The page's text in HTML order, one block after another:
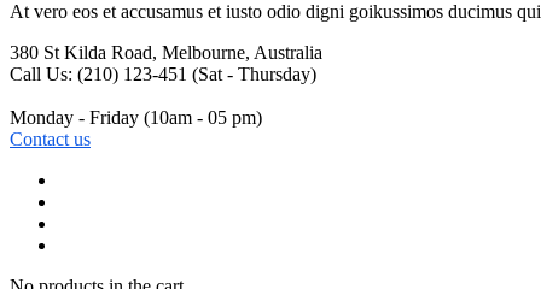
At vero eos et accusamus et iusto odio digni goikussimos ducimus
380 St Kilda Road, Melbourne, Australia
Call Us: (210) 123-451 (Sat - Thursday)
Monday - Friday (10am - 05 pm)
Contact us